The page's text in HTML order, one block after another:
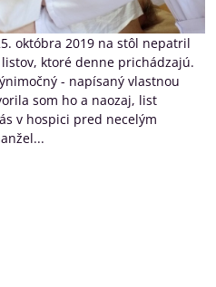
októbra 2019 na stôl nepatril
ktoré denne prichádzajú.
- napísaný vlastnou
som ho a naozaj, list
v hospici pred necelým